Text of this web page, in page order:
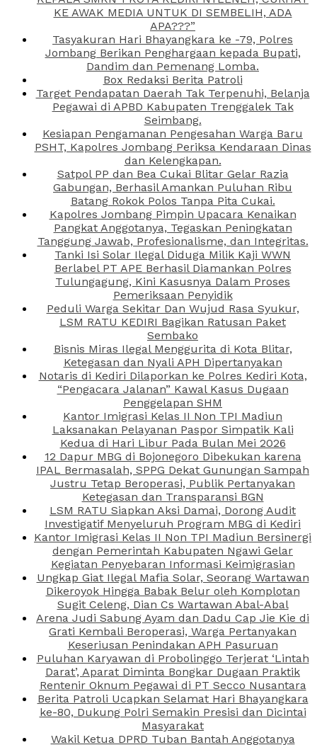
KE AWAK MEDIA UNTUK DI SEMBELIH, ADA
APA???”
Tasyakuran Hari Bhayangkara ke -79, Polres
Jombang Berikan Penghargaan kepada Bupati,
Dandim dan Pemenang Lomba.
Box Redaksi Berita Patroli
Target Pendapatan Daerah Tak Terpenuhi, Belanja
Pegawai di APBD Kabupaten Trenggalek Tak
Seimbang.
Kesiapan Pengamanan Pengesahan Warga Baru
PSHT, Kapolres Jombang Periksa Kendaraan Dinas
dan Kelengkapan.
Satpol PP dan Bea Cukai Blitar Gelar Razia
Gabungan, Berhasil Amankan Puluhan Ribu
Batang Rokok Polos Tanpa Pita Cukai.
Kapolres Jombang Pimpin Upacara Kenaikan
Pangkat Anggotanya, Tegaskan Peningkatan
Tanggung Jawab, Profesionalisme, dan Integritas.
Tanki Isi Solar Ilegal Diduga Milik Kaji WWN
Berlabel PT APE Berhasil Diamankan Polres
Tulungagung, Kini Kasusnya Dalam Proses
Pemeriksaan Penyidik
Peduli Warga Sekitar Dan Wujud Rasa Syukur,
LSM RATU KEDIRI Bagikan Ratusan Paket
Sembako
Bisnis Miras Ilegal Menggurita di Kota Blitar,
Ketegasan dan Nyali APH Dipertanyakan
Notaris di Kediri Dilaporkan ke Polres Kediri Kota,
“Pengacara Jalanan” Kawal Kasus Dugaan
Penggelapan SHM
Kantor Imigrasi Kelas II Non TPI Madiun
Laksanakan Pelayanan Paspor Simpatik Kali
Kedua di Hari Libur Pada Bulan Mei 2026
12 Dapur MBG di Bojonegoro Dibekukan karena
IPAL Bermasalah, SPPG Dekat Gunungan Sampah
Justru Tetap Beroperasi, Publik Pertanyakan
Ketegasan dan Transparansi BGN
LSM RATU Siapkan Aksi Damai, Dorong Audit
Investigatif Menyeluruh Program MBG di Kediri
Kantor Imigrasi Kelas II Non TPI Madiun Bersinergi
dengan Pemerintah Kabupaten Ngawi Gelar
Kegiatan Penyebaran Informasi Keimigrasian
Ungkap Giat Ilegal Mafia Solar, Seorang Wartawan
Dikeroyok Hingga Babak Belur oleh Komplotan
Sugit Celeng, Dian Cs Wartawan Abal-Abal
Arena Judi Sabung Ayam dan Dadu Cap Jie Kie di
Grati Kembali Beroperasi, Warga Pertanyakan
Keseriusan Penindakan APH Pasuruan
Puluhan Karyawan di Probolinggo Terjerat ‘Lintah
Darat’, Aparat Diminta Bongkar Dugaan Praktik
Rentenir Oknum Pegawai di PT Secco Nusantara
Berita Patroli Ucapkan Selamat Hari Bhayangkara
ke-80, Dukung Polri Semakin Presisi dan Dicintai
Masyarakat
Wakil Ketua DPRD Tuban Bantah Anggotanya